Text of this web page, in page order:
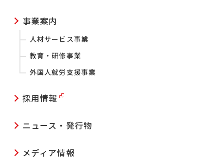
事業案内
人材サービス事業
教育・研修事業
外国人就労支援事業
採用情報
ニュース・発行物
メディア情報